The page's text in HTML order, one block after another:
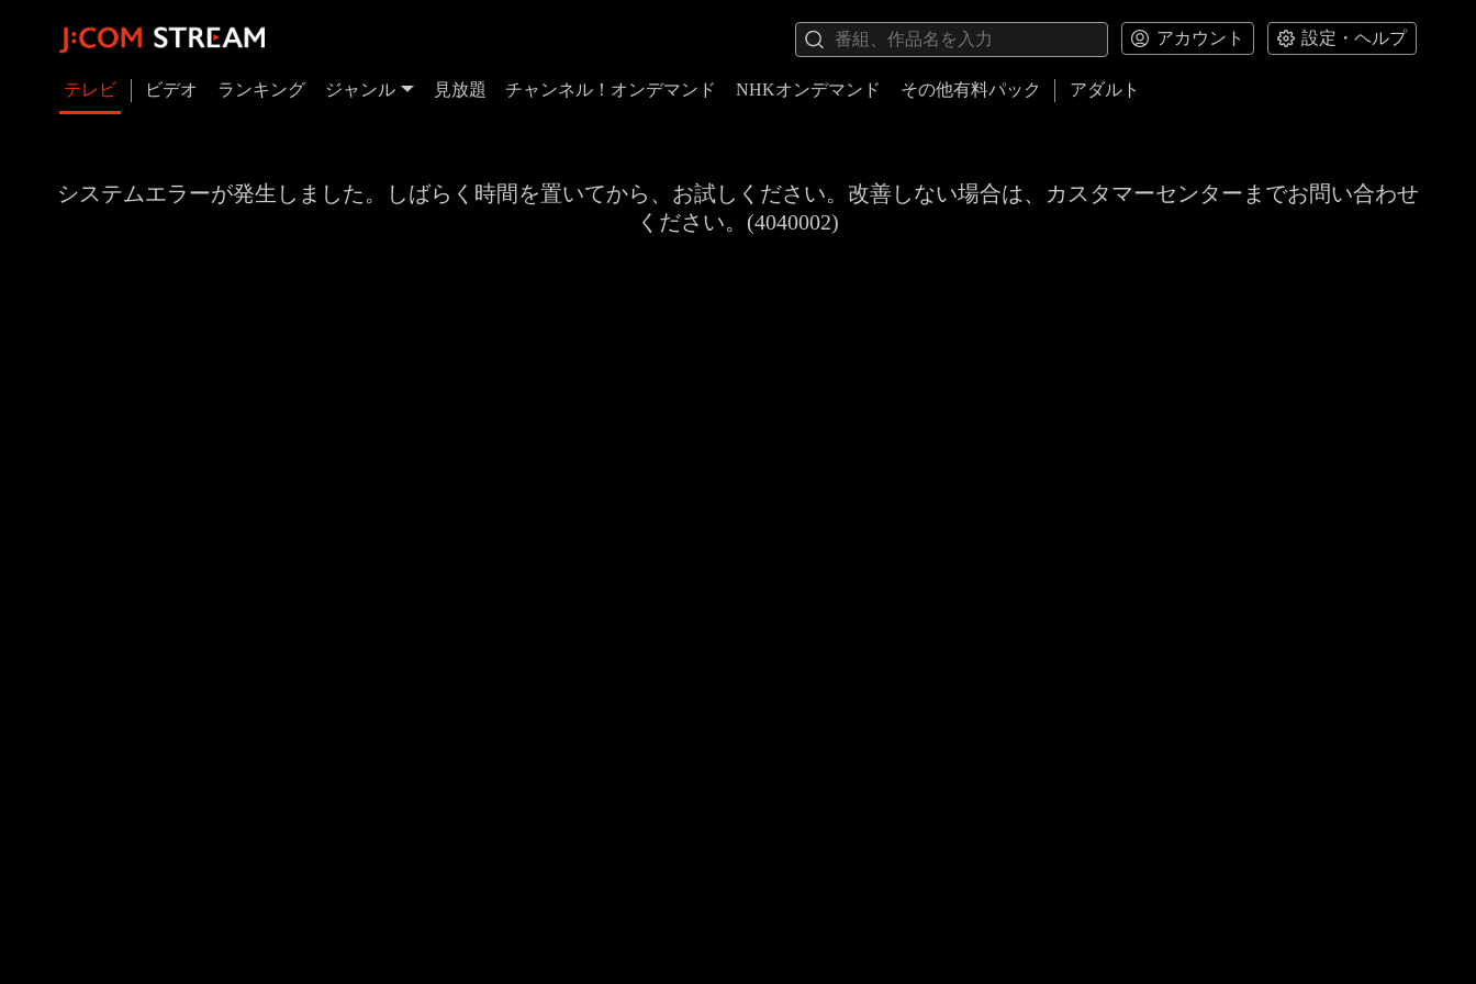
アカウント 設定・ヘルプ
テレビ ビデオ ランキング ジャンル 見放題 チャンネル！オンデマンド NHKオンデマンド その他有料パック アダルト
システムエラーが発生しました。しばらく時間を置いてから、お試しください。改善しない場合は、カスタマーセンターまでお問い合わせ
ください。(4040002)